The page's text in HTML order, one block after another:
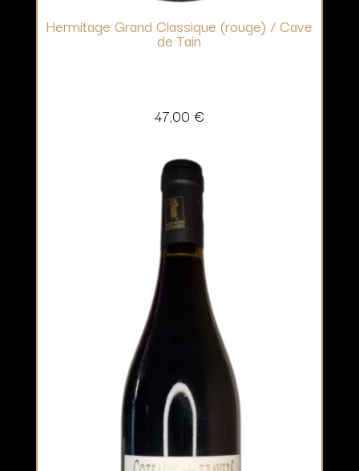
Hermitage Grand Classique (rouge) / Cave
de Tain
47,00 €